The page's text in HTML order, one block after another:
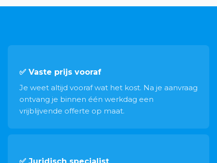
✅ Vaste prijs vooraf
Je weet altijd vooraf wat het kost. Na je aanvraag
ontvang je binnen één werkdag een
vrijblijvende offerte op maat.